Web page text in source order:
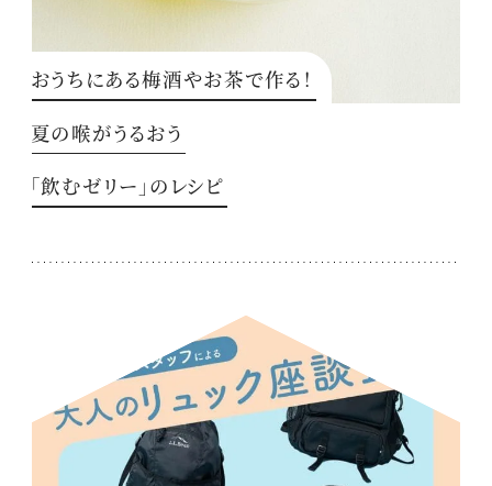
おうちにある梅酒やお茶で作る！
夏の喉がうるおう
「飲むゼリー」のレシピ